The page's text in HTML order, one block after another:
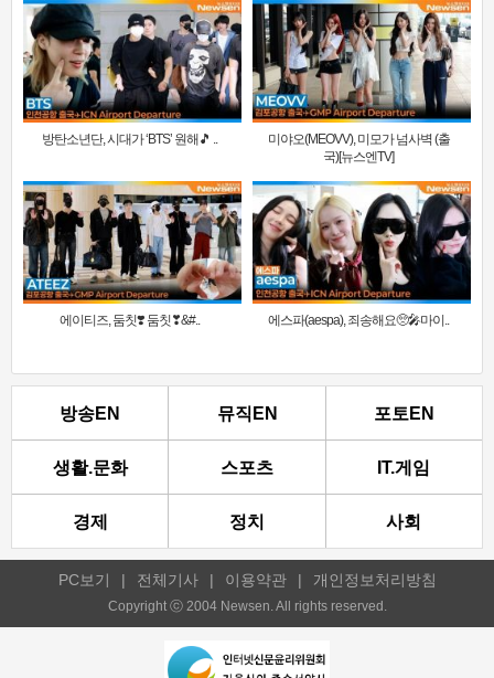
방탄소년단, 시대가 ‘BTS’ 원해🎵 ..
미야오(MEOVV), 미모가 넘사벽 (출
국)[뉴스엔TV]
에이티즈, 둠칫❣️ 둠칫❣&#.. 에스파(aespa), 죄송해요🥺🎤마이..
방송EN 뮤직EN 포토EN
생활.문화 스포츠 IT.게임
경제 정치 사회
PC보기 | 전체기사 | 이용약관 | 개인정보처리방침
Copyright ⓒ 2004 Newsen. All rights reserved.